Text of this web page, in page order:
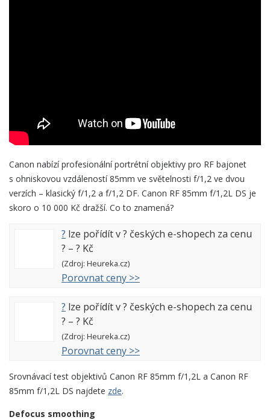
Canon nabízí profesionální portrétní objektivy pro RF bajonet
s ohniskovou vzdáleností 85mm ve světelnosti f/1,2 ve dvou
verzích – klasický f/1,2 a f/1,2 DF. Canon RF 85mm f/1,2L DS je
skoro o 10 000 Kč dražší. Co to znamená?
? lze pořídít v? českých e-shopech za cenu
? – ? Kč
(Zdroj: Heureka.cz)
Porovnat ceny >>
? lze pořídít v? českých e-shopech za cenu
? – ? Kč
(Zdroj: Heureka.cz)
Porovnat ceny >>
Srovnávací test objektivů Canon RF 85mm f/1,2L a Canon RF
85mm f/1,2L DS najdete zde.
Defocus smoothing